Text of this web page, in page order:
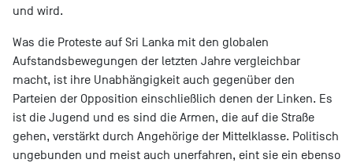
und wird.
Was die Proteste auf Sri Lanka mit den globalen
Aufstandsbewegungen der letzten Jahre vergleichbar
macht, ist ihre Unabhängigkeit auch gegenüber den
Parteien der Opposition einschließlich denen der Linken. Es
ist die Jugend und es sind die Armen, die auf die Straße
gehen, verstärkt durch Angehörige der Mittelklasse. Politisch
ungebunden und meist auch unerfahren, eint sie ein ebenso